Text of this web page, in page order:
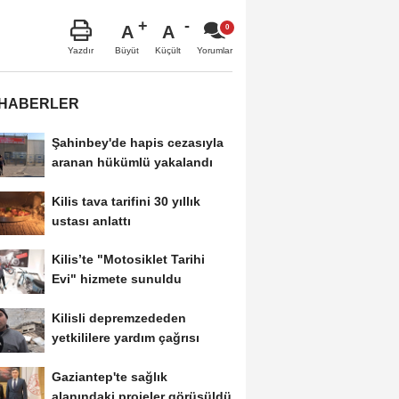
Yazdır
A
Büyüt
A
Küçült Yorumlar
Şahinbey'de hapis cezasıyla
aranan hükümlü yakalandı
Kilis tava tarifini 30 yıllık
ustası anlattı
Kilis’te "Motosiklet Tarihi
Evi" hizmete sunuldu
Kilisli depremzededen
yetkililere yardım çağrısı
Gaziantep'te sağlık